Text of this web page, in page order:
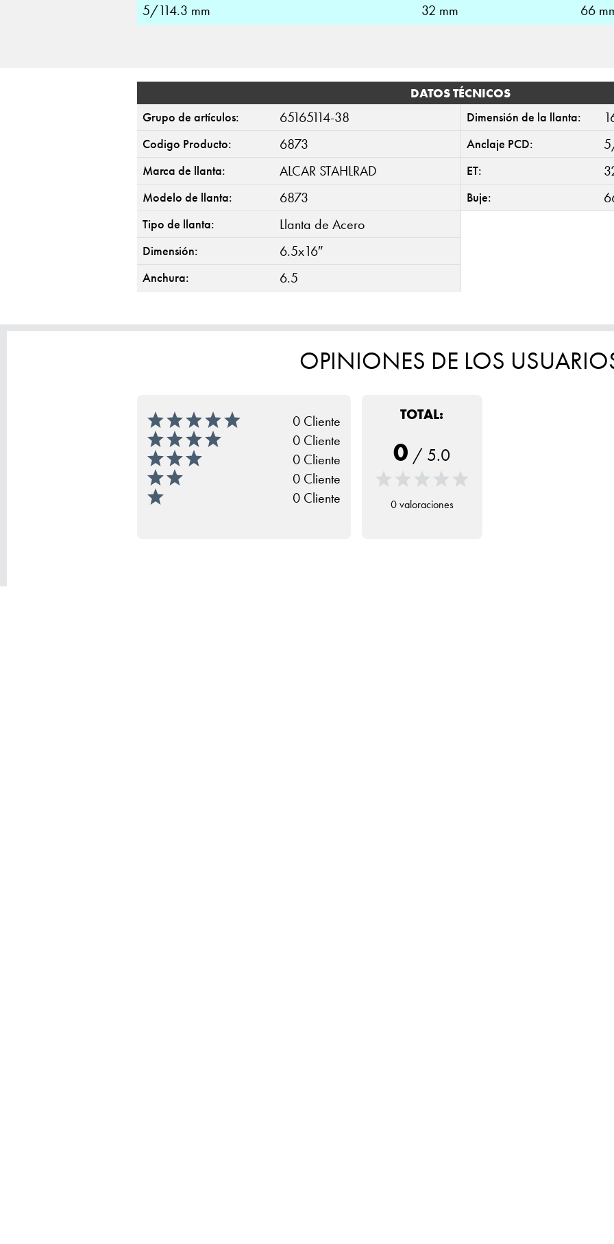
5/114.3 mm 32 mm 66
DATOS TÉCNICOS
Grupo de artículos:
65165114-38
Codigo Producto: 6873
Marca de llanta: ALCAR STAHLRAD
Modelo de llanta: 6873
Tipo de llanta: Llanta de Acero
Dimensión: 6.5x16″
Anchura: 6.5
Dimensión de la llanta:
Anclaje PCD:
ET:
Buje:
OPINIONES DE LOS
0 Cliente
0 Cliente
0 Cliente
0 Cliente
0 Cliente
TOTAL:
0 / 5.0
0 valoraciones